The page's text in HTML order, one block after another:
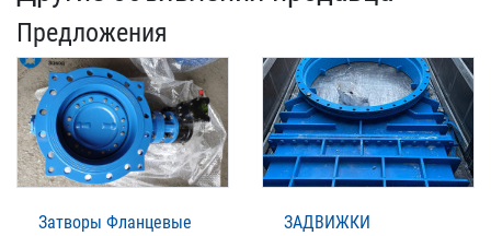
Предложения
Затворы Фланцевые
ЗАДВИЖКИ